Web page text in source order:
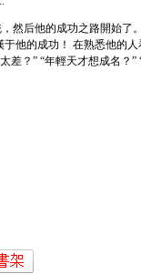
然后他的成功之路開始了
他的成功！ 在熟悉他的
差？” “年輕天才想成名？